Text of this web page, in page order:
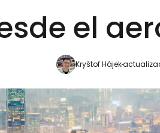
el
Kryštof Hájek